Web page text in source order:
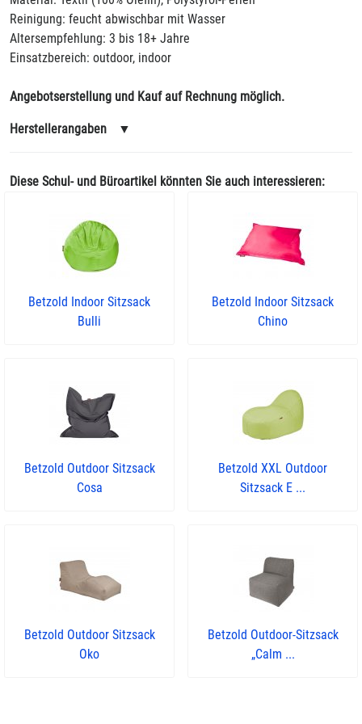
Reinigung: feucht abwischbar mit Wasser
Altersempfehlung: 3 bis 18+ Jahre
Einsatzbereich: outdoor, indoor
Angebotserstellung und Kauf auf Rechnung möglich.
Herstellerangaben ▼
Diese Schul- und Büroartikel könnten Sie auch interessieren:
Betzold Indoor Sitzsack
Bulli
Betzold Indoor Sitzsack
Chino
Betzold Outdoor Sitzsack
Cosa
Betzold XXL Outdoor
Sitzsack E ...
Betzold Outdoor Sitzsack
Oko
Betzold Outdoor-Sitzsack
„Calm ...